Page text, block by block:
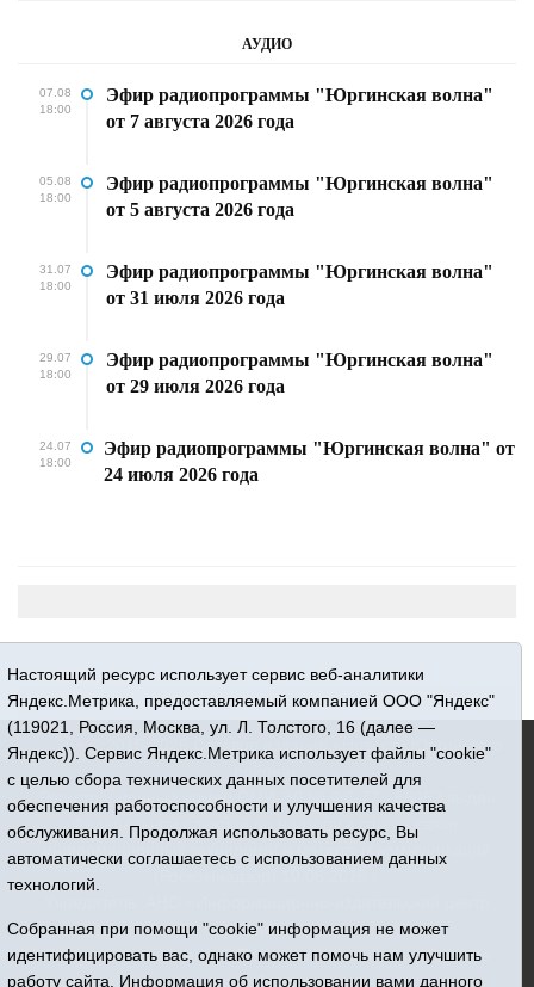
АУДИО
07.08
18:00
Эфир радиопрограммы "Юргинская волна"
от 7 августа 2026 года
05.08
18:00
Эфир радиопрограммы "Юргинская волна"
от 5 августа 2026 года
31.07
18:00
Эфир радиопрограммы "Юргинская волна"
от 31 июля 2026 года
29.07
18:00
Эфир радиопрограммы "Юргинская волна"
от 29 июля 2026 года
24.07
18:00
Эфир радиопрограммы "Юргинская волна" от
24 июля 2026 года
16+ © 2015-2026 Сетевое издание «Новости Юргинского
Регистрационный номер СМИ ЭЛ № ФС 77 - 66052 выдан
Федеральной службой по надзору в сфере связи,
«Призыв»
Все права защищены © При использовании материалов
ссылка обязательна
Настоящий ресурс использует сервис веб-аналитики
Яндекс.Метрика, предоставляемый компанией ООО "Яндекс"
(119021, Россия, Москва, ул. Л. Толстого, 16 (далее —
Яндекс)). Сервис Яндекс.Метрика использует файлы "cookie"
с целью сбора технических данных посетителей для
обеспечения работоспособности и улучшения качества
обслуживания. Продолжая использовать ресурс, Вы
автоматически соглашаетесь с использованием данных
технологий.
Собранная при помощи "cookie" информация не может
идентифицировать вас, однако может помочь нам улучшить
работу сайта. Информация об использовании вами данного